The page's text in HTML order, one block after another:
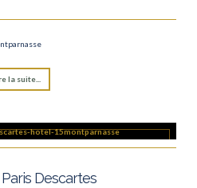
la suite...
Descartes